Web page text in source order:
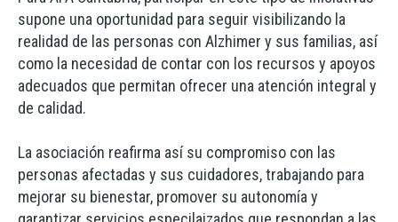
supone una oportunidad para seguir visibilizando la
realidad de las personas con Alzhimer y sus familias, así
como la necesidad de contar con los recursos y apoyos
adecuados que permitan ofrecer una atención integral y
de calidad.
La asociación reafirma así su compromiso con las
personas afectadas y sus cuidadores, trabajando para
mejorar su bienestar, promover su autonomía y